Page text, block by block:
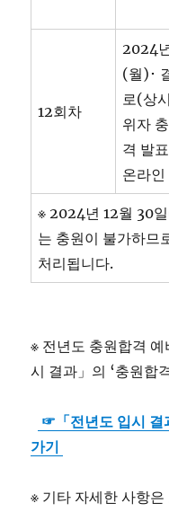
12회차
2024
(월)･
로(상
위자
격 발
온라
※ 2024년 12월 30
는 충원이 불가하므
처리됩니다.
※ 전년도 충원합격
시 결과」의 ‘충원합
☞ 「전년도 입시
가기
※ 기타 자세한 사항